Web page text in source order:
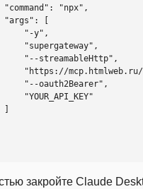
закройте Claude